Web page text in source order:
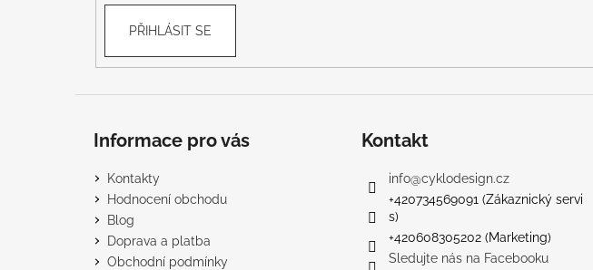
PŘIHLÁSIT SE
Informace pro vás
Kontakty
Hodnocení obchodu
Blog
Doprava a platba
Obchodní podmínky
Kontakt
info@cyklodesign.cz
+420734569091 (Zákaznický servi
s)
+420608305202 (Marketing)
Sledujte nás na Facebooku